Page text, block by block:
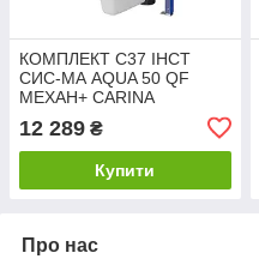
КОМПЛЕКТ С37 ІНСТ
СИС-МА AQUA 50 QF
MEХАН+ CARINA
CLEANON з сид дюр ліфт
БЕЗ КНОПКИ
12 289 ₴
Купити
Про нас